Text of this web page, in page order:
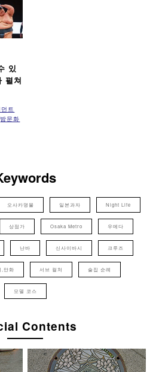
있
펼쳐
트
밤문화
오사카명물 일본과자 Night Life
상점가 Osaka Metro 우메다
난바 신사이바시 크루즈
,만화 서브 컬처 술집 순례
모델 코스
Contents